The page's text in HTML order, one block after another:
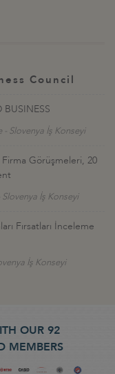
Council
BUSINESS
- Slovenya İş Konseyi
Görüşmeleri, 20
Slovenya İş Konseyi
Fırsatları İnceleme
İş Konseyi
OUR 92
MEMBERS